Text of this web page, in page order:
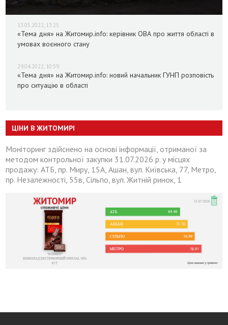
13.05.2022, 13:25
«Тема дня» на Житомир.info: керівник ОВА про життя області в
умовах воєнного стану
29.04.2022, 10:59
«Тема дня» на Житомир.info: новий начальник ГУНП розповість
про ситуацію в області
ЦІНИ В ЖИТОМИРІ
Моніторинг здійснено на основі інформації, отриманої за
методом контрольної закупки 31.07.2026 р. у місцях
продажу: АТБ, пр. Миру, 15А, Ашан, вул. Київська, 77, Метро,
пр. Незалежності, 55в, Сільпо, вул. Житній ринок, 1